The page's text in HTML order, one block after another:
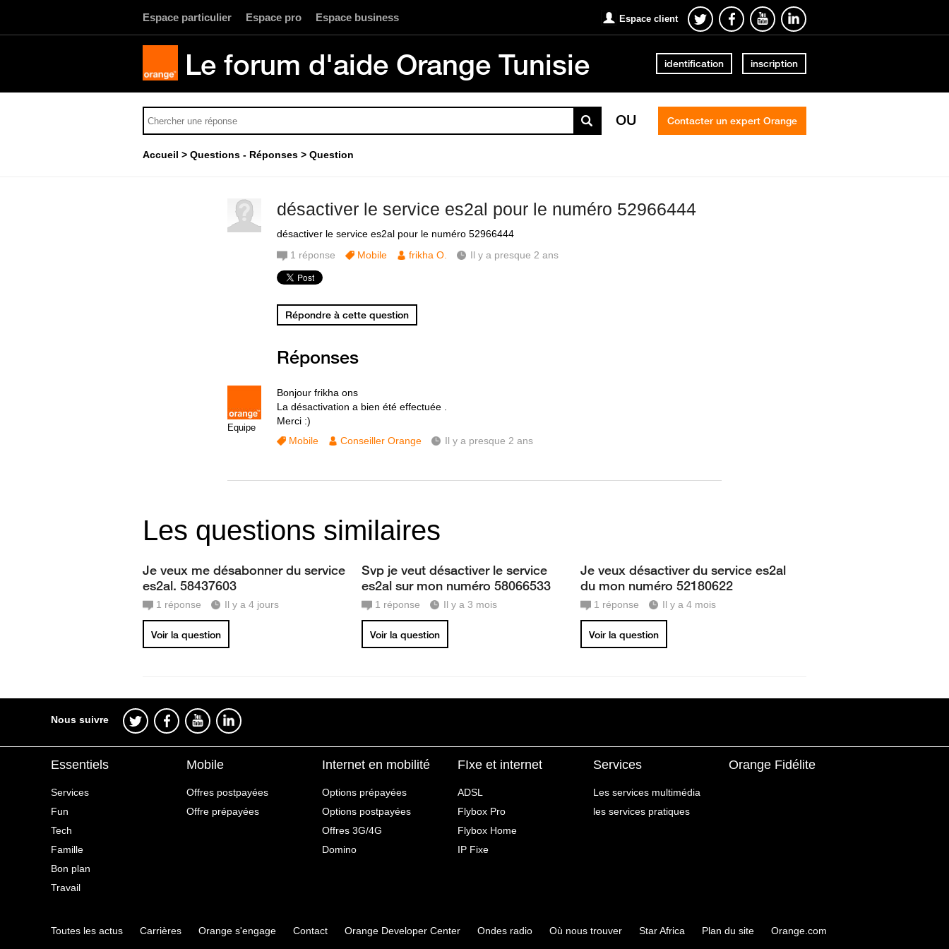
Espace particulier Espace pro Espace business Espace client
Le forum d'aide Orange Tunisie identification inscription
OU Contacter un expert Orange
Accueil Questions - Réponses Question
désactiver le service es2al pour le numéro 52966444
désactiver le service es2al pour le numéro 52966444
1 réponse Mobile frikha O. Il y a presque 2 ans
Répondre à cette question
Réponses
Equipe
Bonjour frikha ons
La désactivation a bien été effectuée .
Merci :)
Mobile
Conseiller Orange Il y a presque 2 ans
Les questions similaires
Je veux me désabonner du service
es2al. 58437603
1 réponse Il y a 4 jours
Voir la question
Svp je veut désactiver le service
es2al sur mon numéro 58066533
1 réponse Il y a 3 mois
Voir la question
Je veux désactiver du service es2al
du mon numéro 52180622
1 réponse Il y a 4 mois
Voir la question
Nous suivre
Essentiels
Services
Fun
Tech
Famille
Bon plan
Travail
Mobile
Offres postpayées
Offre prépayées
Internet en mobilité
Options prépayées
Options postpayées
Offres 3G/4G
Domino
FIxe et internet
ADSL
Flybox Pro
Flybox Home
IP Fixe
Services
Les services multimédia
les services pratiques
Orange Fidélite
Toutes les actus Carrières Orange s'engage Contact Orange Developer Center Ondes radio Où nous trouver Star Africa Plan du site Orange.com